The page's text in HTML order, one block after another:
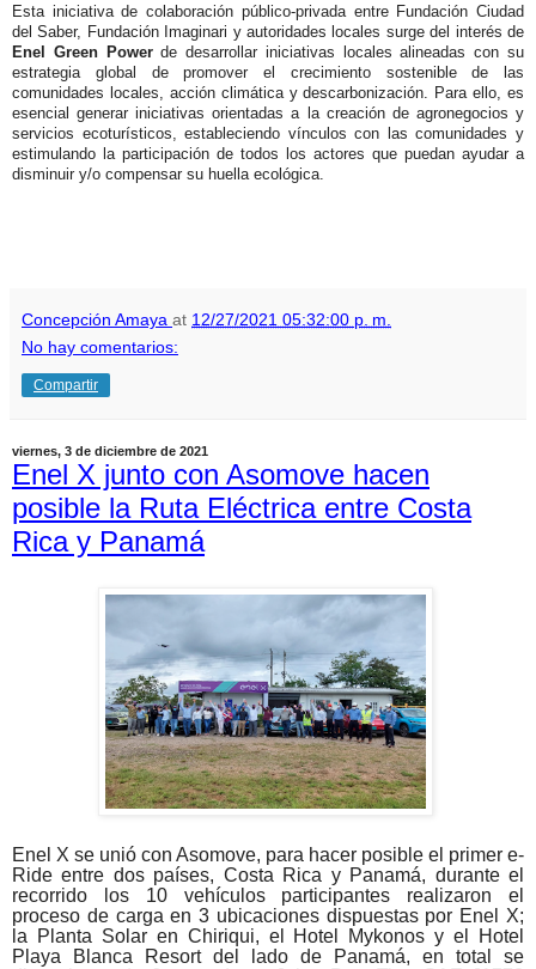
Esta iniciativa de colaboración público-privada entre Fundación Ciudad
del Saber, Fundación Imaginari y autoridades locales surge del interés de
Enel Green Powerde desarrollar iniciativas locales alineadas con su
estrategia global de promover el crecimiento sostenible de las
comunidades locales, acción climática y descarbonización. Para ello, es
esencial generar iniciativas orientadas a la creación de agronegocios y
servicios ecoturísticos, estableciendo vínculos con las comunidades y
estimulando la participación de todos los actores que puedan ayudar a
disminuir y/o compensar su huella ecológica.
Concepción Amaya at 12/27/2021 05:32:00 p. m.
No hay comentarios:
Compartir
viernes, 3 de diciembre de 2021
Enel X junto con Asomove hacen
posible la Ruta Eléctrica entre Costa
Rica y Panamá
Enel X se unió con Asomove, para hacer posible el primer e-
Ride entre dos países, Costa Rica y Panamá, durante el
recorrido los 10 vehículos participantes realizaron el
proceso de carga en 3 ubicaciones dispuestas por Enel X;
la Planta Solar en Chiriqui, el Hotel Mykonos y el Hotel
Playa Blanca Resort del lado de Panamá, en total se